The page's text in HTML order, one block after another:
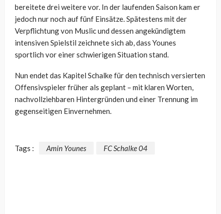
bereitete drei weitere vor. In der laufenden Saison kam er
jedoch nur noch auf fünf Einsätze. Spätestens mit der
Verpflichtung von Muslic und dessen angekündigtem
intensiven Spielstil zeichnete sich ab, dass Younes
sportlich vor einer schwierigen Situation stand.
Nun endet das Kapitel Schalke für den technisch versierten
Offensivspieler früher als geplant – mit klaren Worten,
nachvollziehbaren Hintergründen und einer Trennung im
gegenseitigen Einvernehmen.
Tags : Amin Younes FC Schalke 04